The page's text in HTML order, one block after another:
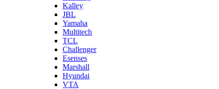
Kalley
JBL
Yamaha
Multitech
TCL
Challenger
Esenses
Marshall
Hyundai
VTA